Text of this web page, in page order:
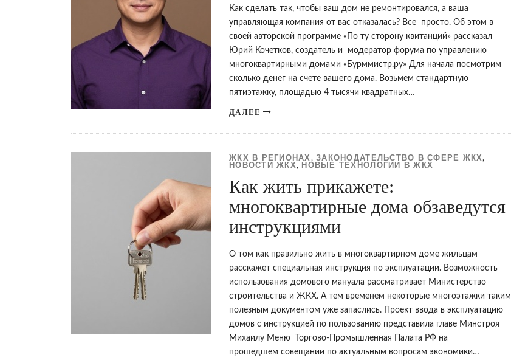
Как сделать так, чтобы ваш дом не ремонтировался, а ваша
управляющая компания от вас отказалась? Все просто. Об этом в
своей авторской программе «По ту сторону квитанций» рассказал
Юрий Кочетков, создатель и модератор форума по управлению
многоквартирными домами «Бурммистр.ру» Для начала посмотрим
сколько денег на счете вашего дома. Возьмем стандартную
пятиэтажку, площадью 4 тысячи квадратных…
ДАЛЕЕ
ЖКХ В РЕГИОНАХ,ЗАКОНОДАТЕЛЬСТВО В СФЕРЕ ЖКХ,
НОВОСТИ ЖКХ, НОВЫЕ ТЕХНОЛОГИИ В ЖКХ
Как жить прикажете:
многоквартирные дома обзаведутся
инструкциями
О том как правильно жить в многоквартирном доме жильцам
расскажет специальная инструкция по эксплуатации. Возможность
использования домового мануала рассматривает Министерство
строительства и ЖКХ. А тем временем некоторые многоэтажки таким
полезным документом уже запаслись. Проект ввода в эксплуатацию
домов с инструкцией по пользованию представила главе Минстроя
Михаилу Меню Торгово-Промышленная Палата РФ на
прошедшем совещании по актуальным вопросам экономики…